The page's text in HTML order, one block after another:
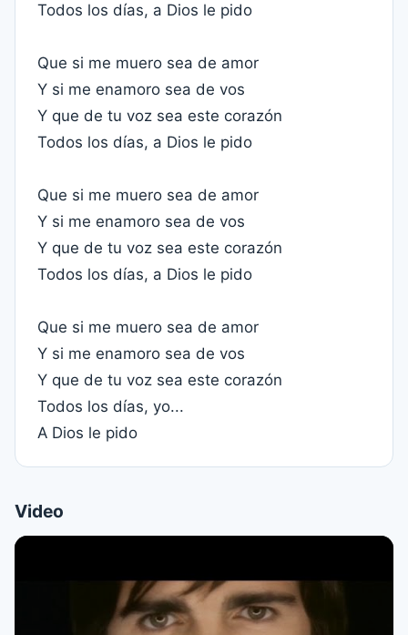
Todos los días, a Dios le pido
Que si me muero sea de amor
Y si me enamoro sea de vos
Y que de tu voz sea este corazón
Todos los días, a Dios le pido
Que si me muero sea de amor
Y si me enamoro sea de vos
Y que de tu voz sea este corazón
Todos los días, a Dios le pido
Que si me muero sea de amor
Y si me enamoro sea de vos
Y que de tu voz sea este corazón
Todos los días, yo...
A Dios le pido
Video